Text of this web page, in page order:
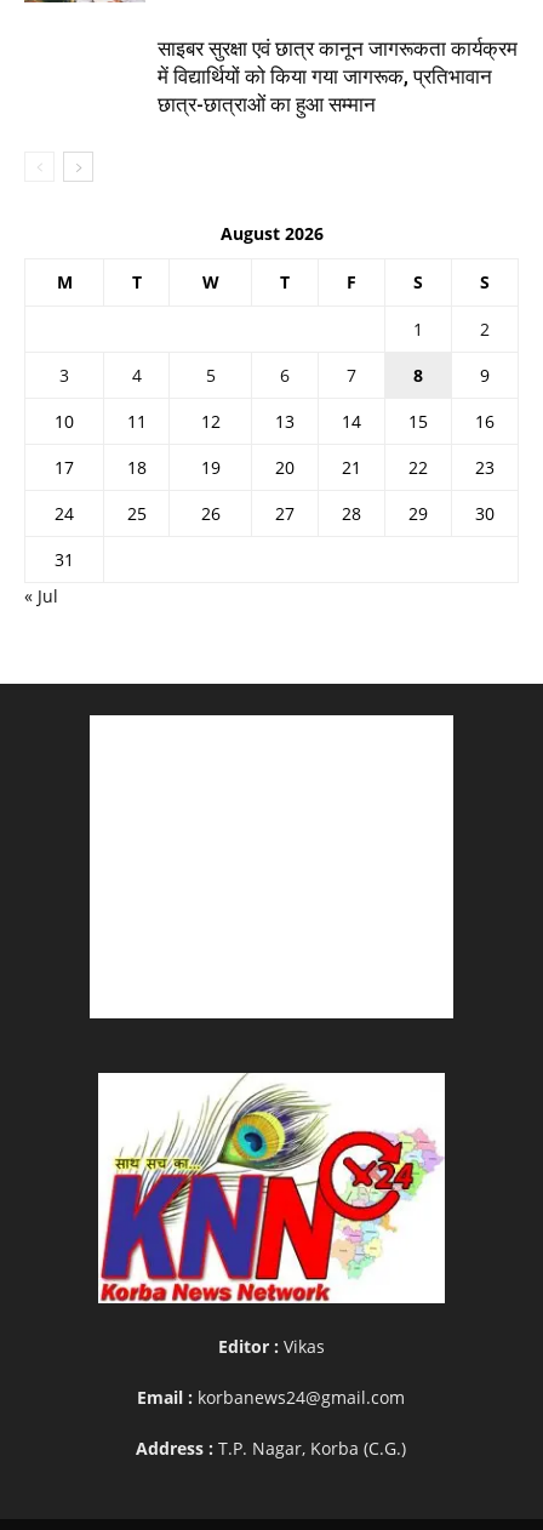
साइबर सुरक्षा एवं छात्र कानून जागरूकता कार्यक्रम
में विद्यार्थियों को किया गया जागरूक, प्रतिभावान
छात्र-छात्राओं का हुआ सम्मान
August 2026
M T W T F S S
1
2
3
4 5 6 7 8
9
10
11 12 13 14 15
16
17
18 19 20 21 22
23
24
25 26 27 28 29
30
31
« Jul
Editor : Vikas
Email : korbanews24@gmail.com
Address :T.P. Nagar, Korba (C.G.)